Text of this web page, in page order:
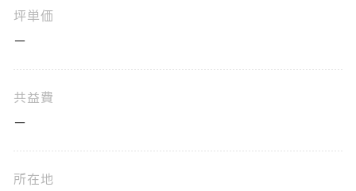
坪単価
ー
共益費
ー
所在地